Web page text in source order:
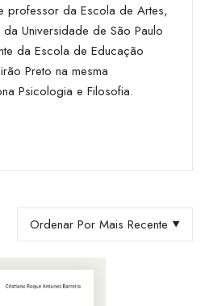
professor da Escola de Artes,
Universidade de São Paulo
da Escola de Educação
Preto na mesma
Psicologia e Filosofia.
Ordenar Por Mais Recente